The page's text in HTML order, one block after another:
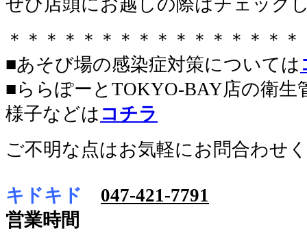
＊＊＊＊＊＊＊＊＊＊＊＊＊＊＊
■あそび場の感染症対策については
■ららぽーとTOKYO-BAY店の衛生
様子などは コチラ
ご不明な点はお気軽にお問合わせ
キドキド
047-421-7791
営業時間